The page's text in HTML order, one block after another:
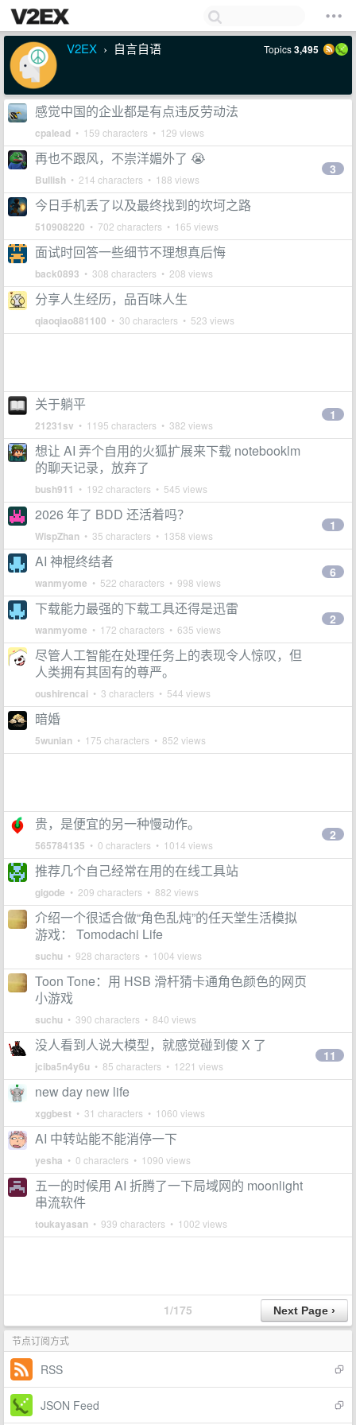
V2EX › 自言自语 Topics3,495
感觉中国的企业都是有点违反劳动法
cpalead • 159 characters • 129 views
再也不跟风，不崇洋媚外了 😭
Bullish • 214 characters • 188 views
3
今日手机丢了以及最终找到的坎坷之路
510908220 • 702 characters • 165 views
面试时回答一些细节不理想真后悔
back0893 • 308 characters • 208 views
分享人生经历，品百味人生
qiaoqiao881100 • 30 characters • 523 views
关于躺平
21231sv • 1195 characters • 382 views
1
想让 AI 弄个自用的火狐扩展来下载 notebooklm
的聊天记录，放弃了
bush911 • 192 characters • 545 views
2026 年了 BDD 还活着吗？
WispZhan • 35 characters • 1358 views
1
AI 神棍终结者
wanmyome • 522 characters • 998 views
6
下载能力最强的下载工具还得是迅雷
wanmyome • 172 characters • 635 views
2
尽管人工智能在处理任务上的表现令人惊叹，但
人类拥有其固有的尊严。
oushirencai • 3 characters • 544 views
暗婚
5wunian • 175 characters • 852 views
贵，是便宜的另一种慢动作。
565784135 • 0 characters • 1014 views
2
推荐几个自己经常在用的在线工具站
gigode • 209 characters • 882 views
介绍一个很适合做“角色乱炖”的任天堂生活模拟
游戏： Tomodachi Life
suchu • 928 characters • 1004 views
Toon Tone：用 HSB 滑杆猜卡通角色颜色的网页
小游戏
suchu • 390 characters • 840 views
没人看到人说大模型，就感觉碰到傻 X 了
jciba5n4y6u • 85 characters • 1221 views
11
new day new life
xggbest • 31 characters • 1060 views
AI 中转站能不能消停一下
yesha • 0 characters • 1090 views
五一的时候用 AI 折腾了一下局域网的 moonlight
串流软件
toukayasan • 939 characters • 1002 views
1/175
节点订阅方式
RSS
JSON Feed